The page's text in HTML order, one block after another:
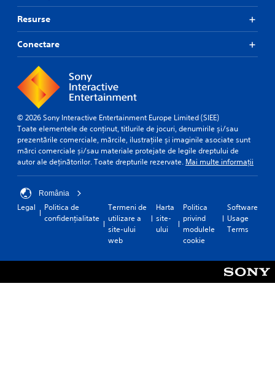
Resurse
Conectare
© 2026 Sony Interactive Entertainment Europe Limited (SIEE)
Toate elementele de conținut, titlurile de jocuri, denumirile și/sau
prezentările comerciale, mărcile, ilustrațiile și imaginile asociate sunt
mărci comerciale și/sau materiale protejate de legile dreptului de
autor ale deținătorilor. Toate drepturile rezervate. Mai multe informații
România
Legal
Politica de
confidențialitate
Termeni de
utilizare a
site-ului
web
Harta
site-
ului
Politica
privind
modulele
cookie
Software
Usage
Terms